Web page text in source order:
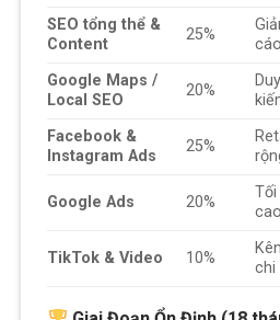
SEO tổng thể &
Content
25%
Google Maps /
Local SEO
20%
Facebook &
Instagram Ads
25%
Google Ads 20%
cao
TikTok & Video 10%
chi